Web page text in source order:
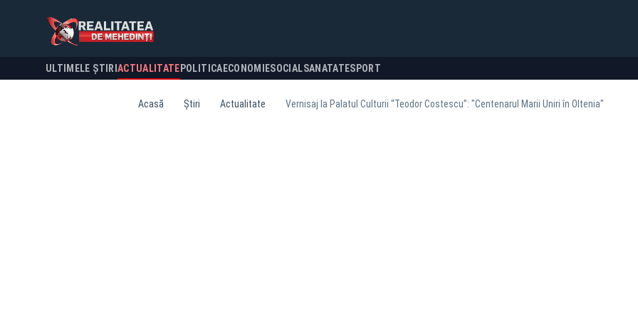
ULTIMELE ȘTIRI ACTUALITATE POLITICA ECONOMIESOCIALSANATATESPORT
Acasă Știri Actualitate Vernisaj la Palatul Culturii “Teodor Costescu”: "Centenarul Marii Uniri în Oltenia"